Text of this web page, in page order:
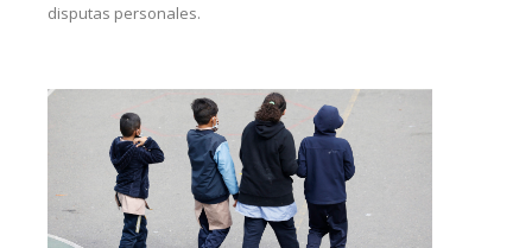
disputas personales.